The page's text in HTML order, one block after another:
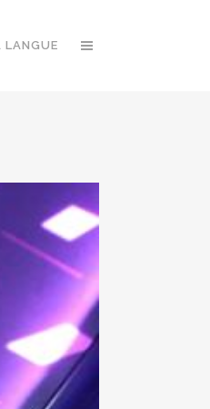
LANGUE